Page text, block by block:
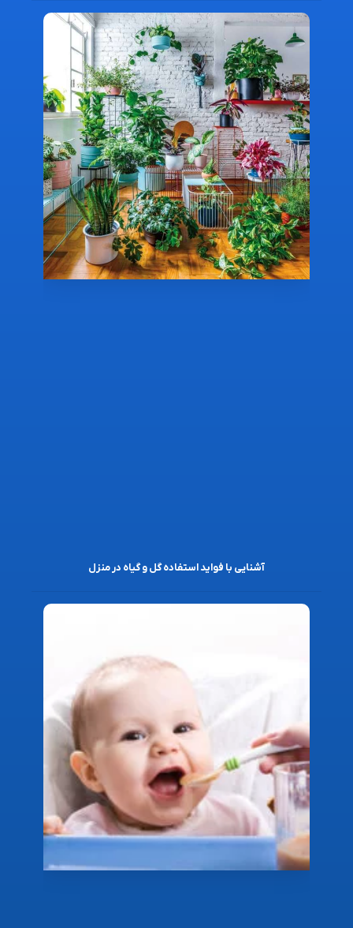
آشنایی با فواید استفاده گل و گیاه در منزل